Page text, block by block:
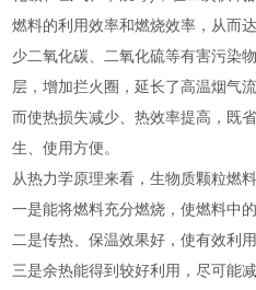
燃料的利用效率和燃烧效率，从而
少二氧化碳、二氧化硫等有害污染
层，增加拦火圈，延长了高温烟气
而使热损失减少、热效率提高，既
生、使用方便。
从热力学原理来看，生物质颗粒燃
一是能将燃料充分燃烧，使燃料中
二是传热、保温效果好，使有效利
三是余热能得到较好利用，尽可能